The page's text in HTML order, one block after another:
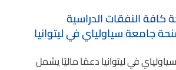
النفقات الدراسية
جامعة سياولياي في ليتوانيا
في ليتوانيا دعمًا ماليًا يشمل